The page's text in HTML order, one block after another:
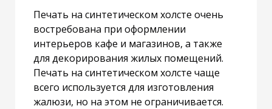
Печать на синтетическом холсте очень
востребована при оформлении
интерьеров кафе и магазинов, а также
для декорирования жилых помещений.
Печать на синтетическом холсте чаще
всего используется для изготовления
жалюзи, но на этом не ограничивается.